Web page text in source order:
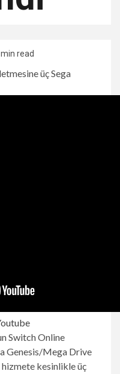
read
Switch Online
Genesis/Mega Drive
hizmete kesinlikle üç